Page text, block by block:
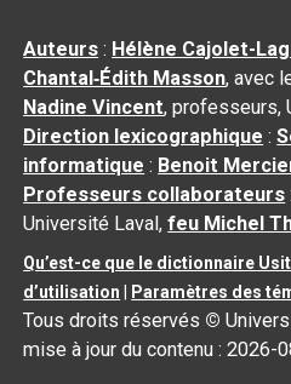
Auteurs : Hélène Cajolet-
Chantal‑Édith Masson, avec
Nadine Vincent, professeurs,
Direction lexicographique :
informatique : Benoit
Professeurs collaborateurs
Université Laval,feu Michel
Qu’est-ce que le dictionnaire
d’utilisation
Paramètres des
Tous droits réservés ©
mise à jour du contenu :2026-